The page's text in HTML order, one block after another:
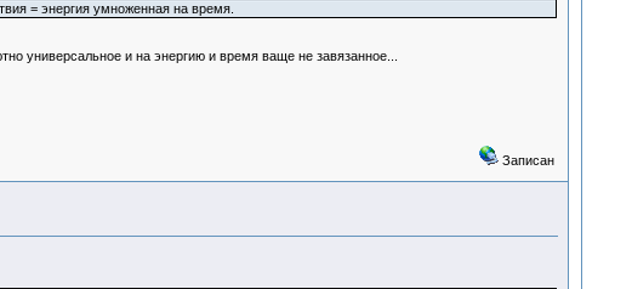
= энергия умноженная на время.
универсальное и на энергию и время ваще не завязанное...
Записан